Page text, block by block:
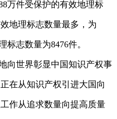
万件受保护的有效地理标
地理标志数量最多，为
标志数量为8476件。
向世界彰显中国知识产权事
在从知识产权引进大国向
作从追求数量向提高质量